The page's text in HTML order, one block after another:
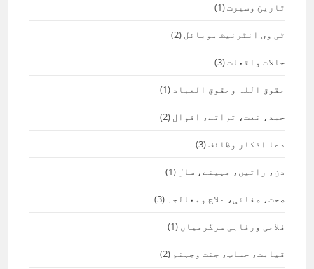
تاریخ وسیرت(1)
ٹی وی انٹرنیٹ موبائل (2)
حالات واقعات(3)
حقوق اللہ وحقوق العباد (1)
حمد، نعت، تراتے، اقوال (2)
دعا اذکار وظائف(3)
دن، راتیں، مہینے، سال (1)
صحت، صفائی، علاج ومعالجہ (3)
فلاحی ورفاہی سرگرمیاں (1)
قیامت، حساب، جنت وجہنم (2)